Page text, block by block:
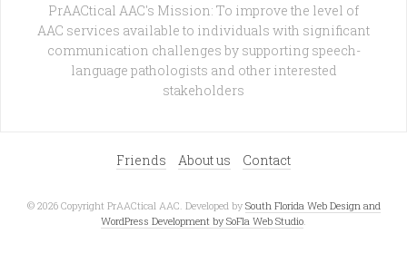
PrAACtical AAC's Mission: To improve the level of
AAC services available to individuals with significant
communication challenges by supporting speech-
language pathologists and other interested
stakeholders
Friends About us Contact
© 2026 Copyright PrAACtical AAC. Developed by South Florida Web Design and
WordPress Development by SoFla Web Studio